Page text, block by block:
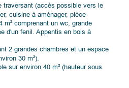
traversant (accès possible vers le
cuisine à aménager, pièce
m² comprenant un wc, grande
d'un fenil. Appentis en bois à
2 grandes chambres et un espace
30 m²).
sur environ 40 m² (hauteur sous